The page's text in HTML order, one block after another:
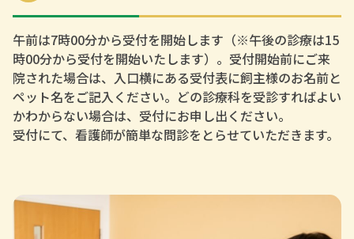
午前は7時00分から受付を開始します（※午後の診療は15
時00分から受付を開始いたします）。受付開始前にご来
院された場合は、入口横にある受付表に飼主様のお名前と
ペット名をご記入ください。どの診療科を受診すればよい
かわからない場合は、受付にお申し出ください。
受付にて、看護師が簡単な問診をとらせていただきます。